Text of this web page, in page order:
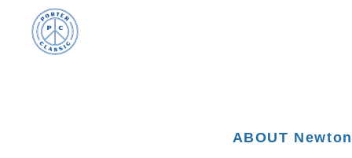
ABOUT Newton